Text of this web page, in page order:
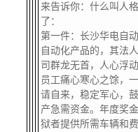
来告诉你：什么叫人
了：
第一件：长沙华电自
自动化产品的，其法
司群龙无首，人心浮
员工痛心寒心之馀，
请自来，稳定军心，
产急需资金。年度奖
狱者提供所需车辆和